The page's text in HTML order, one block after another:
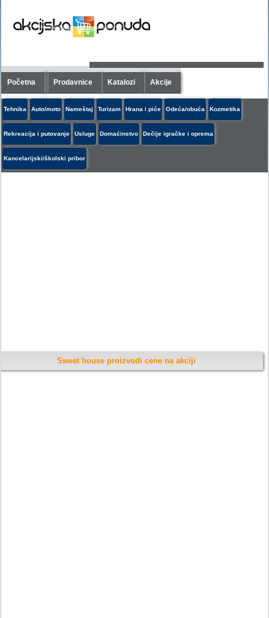
Početna Prodavnice Katalozi Akcije
Tehnika Auto/moto Nameštaj Turizam Hrana i piće Odeća/obuća Kozmetika
Rekreacija i putovanje Usluge Domaćinstvo Dečije igračke i oprema
Kancelarijski/školski pribor
Sweet house proizvodi cene na akciji